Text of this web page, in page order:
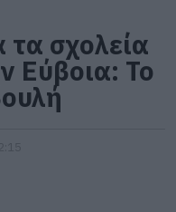
τα σχολεία
Εύβοια: Το